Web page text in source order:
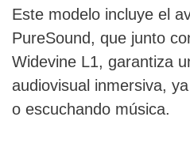
Este modelo incluye el
PureSound, que junto
Widevine L1, garantiza
audiovisual inmersiva,
o escuchando música.